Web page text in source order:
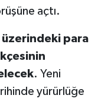
açtı.
üzerindeki para
. Yeni
yürürlüğe